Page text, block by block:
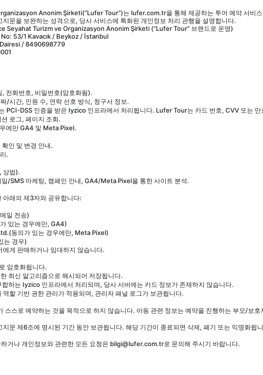
Anonim Şirketi(“Lufer Tour”)는 lufer.com.tr을 통해 제공하는 투어 예약 서비
문을 보완하는 성격으로, 당사 서비스에 특화된 개인정보 처리 관행을 설명합니다.
Seyahat Turizm ve Organizasyon Anonim Şirketi (“Lufer Tour” 브랜드로 운영)
53/1 Kavacık / Beykoz / İstanbul
/ 8490698779
, 전화번호, 비밀번호(암호화됨).
/시간, 인원 수, 연락 선호 방식, 청구서 정보.
PCI-DSS 인증을 받은 Iyzico 인프라에서 처리됩니다. Lufer Tour는 카드 번호, CVV 또는 만
로그, 페이지 조회.
에만 GA4 및 Meta Pixel.
인 및 변경 안내.
.
상법).
일/SMS 마케팅, 캠페인 안내, GA4/Meta Pixel을 통한 사이트 분석.
아래의 제3자와 공유합니다:
일 전송)
있는 경우에만, GA4)
동의가 있는 경우에만, Meta Pixel)
는 경우)
게 판매하거나 임대하지 않습니다.
암호화됩니다.
최신 알고리즘으로 해시되어 저장됩니다.
하는 Iyzico 인프라에서 처리되며, 당사 서버에는 카드 정보가 존재하지 않습니다.
역할 기반 권한 관리가 적용되며, 관리자 패널 로그가 보관됩니다.
스스로 예약하는 것을 목적으로 하지 않습니다. 아동 관련 정보는 예약을 진행하는 부모/보
문 제6조에 명시된 기간 동안 보관됩니다. 해당 기간이 종료되면 삭제, 폐기 또는 익명화됩
거나 개인정보와 관련한 모든 요청은 bilgi@lufer.com.tr로 문의해 주시기 바랍니다.